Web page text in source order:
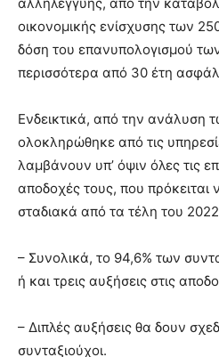
οικονομικής ενίσχυσης των
δόση του επανυπολογισμού
περισσότερα από 30 έτη
Ενδεικτικά, από την ανάλυση
ολοκληρώθηκε από τις
λαμβάνουν υπ’ όψιν όλες τις
αποδοχές τους, που
σταδιακά από τα τέλη του
– Συνολικά, το 94,6% των
ή και τρεις αυξήσεις στις
– Διπλές αυξήσεις θα δουν
συνταξιούχοι.